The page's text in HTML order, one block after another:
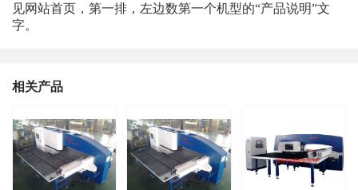
见网站首页，第一排，左边数第一个机型的“产品说明”文
字。
相关产品